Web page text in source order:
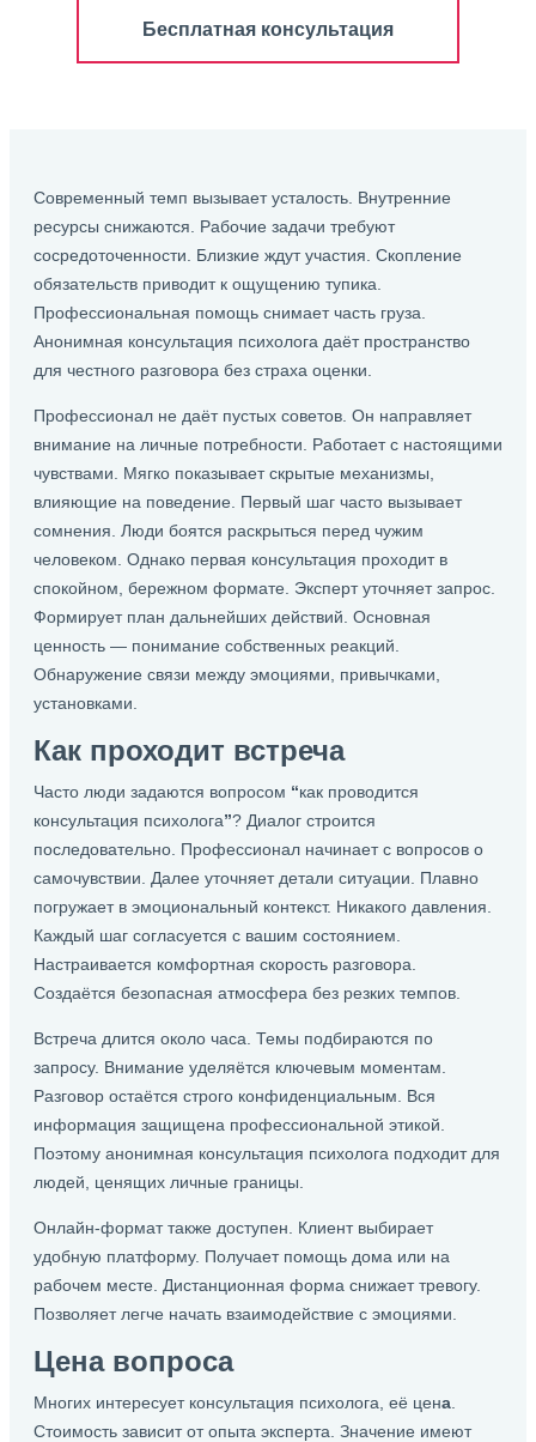
Бесплатная консультация
Современный темп вызывает усталость. Внутренние
ресурсы снижаются. Рабочие задачи требуют
сосредоточенности. Близкие ждут участия. Скопление
обязательств приводит к ощущению тупика.
Профессиональная помощь снимает часть груза.
Анонимная консультация психолога даёт пространство
для честного разговора без страха оценки.
Профессионал не даёт пустых советов. Он направляет
внимание на личные потребности. Работает с настоящими
чувствами. Мягко показывает скрытые механизмы,
влияющие на поведение. Первый шаг часто вызывает
сомнения. Люди боятся раскрыться перед чужим
человеком. Однако первая консультация проходит в
спокойном, бережном формате. Эксперт уточняет запрос.
Формирует план дальнейших действий. Основная
ценность — понимание собственных реакций.
Обнаружение связи между эмоциями, привычками,
установками.
Как проходит встреча
Часто люди задаются вопросом “как проводится
консультация психолога”? Диалог строится
последовательно. Профессионал начинает с вопросов о
самочувствии. Далее уточняет детали ситуации. Плавно
погружает в эмоциональный контекст. Никакого давления.
Каждый шаг согласуется с вашим состоянием.
Настраивается комфортная скорость разговора.
Создаётся безопасная атмосфера без резких темпов.
Встреча длится около часа. Темы подбираются по
запросу. Внимание уделяётся ключевым моментам.
Разговор остаётся строго конфиденциальным. Вся
информация защищена профессиональной этикой.
Поэтому анонимная консультация психолога подходит для
людей, ценящих личные границы.
Онлайн-формат также доступен. Клиент выбирает
удобную платформу. Получает помощь дома или на
рабочем месте. Дистанционная форма снижает тревогу.
Позволяет легче начать взаимодействие с эмоциями.
Цена вопроса
Многих интересует консультация психолога, её цена
Стоимость зависит от опыта эксперта. Значение имеют